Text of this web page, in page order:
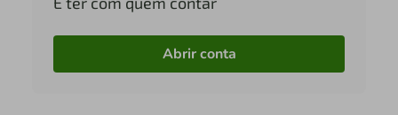
Abrir conta